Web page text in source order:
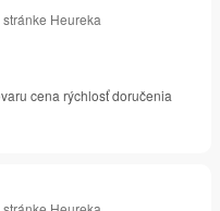
Heureka
cena rýchlosť doručenia